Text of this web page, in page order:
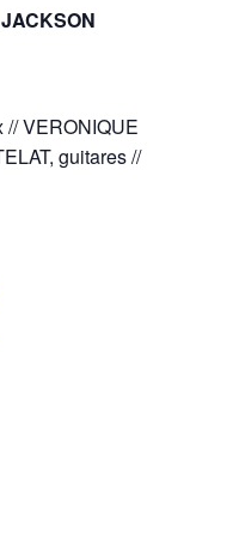
VERONIQUE
guitares //